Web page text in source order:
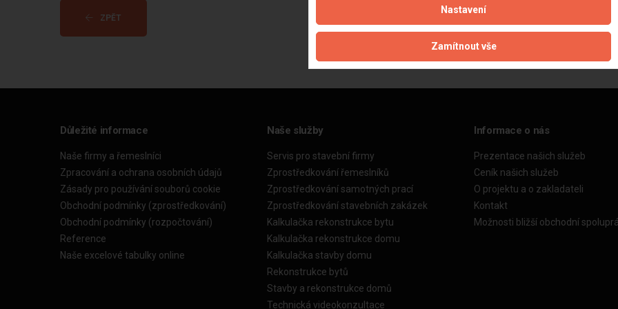
ZPĚT
Důležité informace
Naše firmy a řemeslníci
Zpracování a ochrana osobních údajů
Zásady pro používání souborů cookie
Obchodní podmínky (zprostředkování)
Obchodní podmínky (rozpočtování)
Reference
Naše excelové tabulky online
Naše služby
Servis pro stavební firmy
Zprostředkování řemeslníků
Zprostředkování samotných prací
Zprostředkování stavebních zakázek
Kalkulačka rekonstrukce bytu
Kalkulačka rekonstrukce domu
Kalkulačka stavby domu
Rekonstrukce bytů
Stavby a rekonstrukce domů
Technická videokonzultace
Informace o nás
Prezentace našich služeb
Ceník našich služeb
O projektu a o zakladateli
Kontakt
Možnosti bližší obchodní
Nastavení
Zamítnout vše